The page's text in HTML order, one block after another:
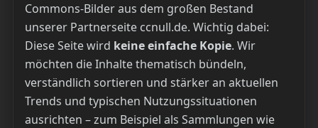
Commons-Bilder aus dem großen Bestand
unserer Partnerseite ccnull.de. Wichtig dabei:
Diese Seite wird keine einfache Kopie. Wir
möchten die Inhalte thematisch bündeln,
verständlich sortieren und stärker an aktuellen
Trends und typischen Nutzungssituationen
ausrichten – zum Beispiel als Sammlungen wie